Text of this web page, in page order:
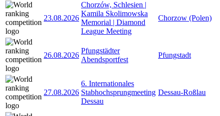
23.08.2026
Chorzów, Schlesien |
Kamila Skolimowska
Memorial | Diamond
League Meeting
Chorzow (Polen)
26.08.2026
Pfungstädter
Abendsportfest
Pfungstadt
27.08.2026
6. Internationales
Stabhochsprungmeeting
Dessau
Dessau-Roßlau